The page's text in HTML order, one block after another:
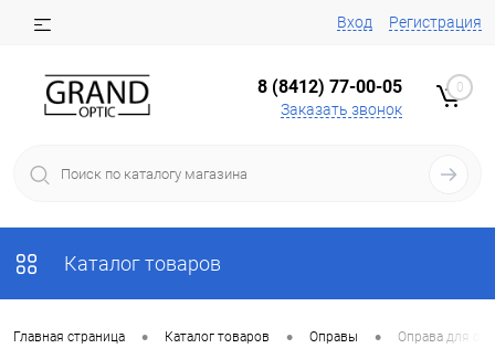
Вход Регистрация
8 (8412) 77-00-05
Заказать звонок
0
Каталог товаров
Главная страница • Каталог товаров • Оправы • Оправа для